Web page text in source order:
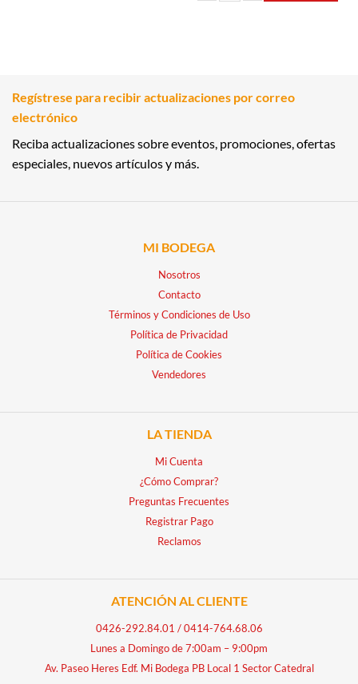
Regístrese para recibir actualizaciones por correo
electrónico
Reciba actualizaciones sobre eventos, promociones, ofertas
especiales, nuevos artículos y más.
MI BODEGA
Nosotros
Contacto
Términos y Condiciones de Uso
Política de Privacidad
Política de Cookies
Vendedores
LA TIENDA
Mi Cuenta
¿Cómo Comprar?
Preguntas Frecuentes
Registrar Pago
Reclamos
ATENCIÓN AL CLIENTE
0426-292.84.01 /0414-764.68.06
Lunes a Domingo de 7:00am – 9:00pm
Av. Paseo Heres Edf. Mi Bodega PB Local 1 Sector Catedral